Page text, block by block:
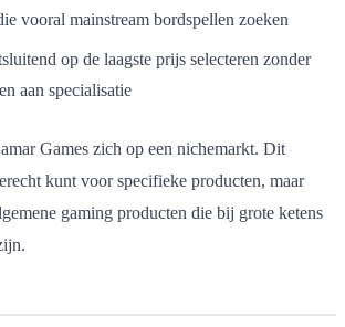
vooral mainstream bordspellen zoeken
op de laagste prijs selecteren zonder
aan specialisatie
Games zich op een nichemarkt. Dit
kunt voor specifieke producten, maar
gaming producten die bij grote ketens